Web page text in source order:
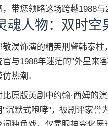
，带您领略这场跨越1988与
魂人物：双时空
敬淏饰演的精英刑警韩泰柱
官与1988年迷茫的"外星来
仿热潮。
比原版英剧中约翰·西姆的
"沉默式咆哮"，被剧评家誉